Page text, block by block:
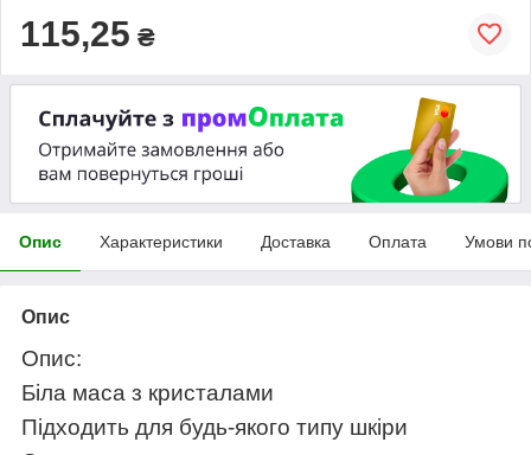
115,25 ₴
Опис Характеристики Доставка Оплата Умови
Опис
Опис:
Біла маса з кристалами
Підходить для будь-якого типу шкіри